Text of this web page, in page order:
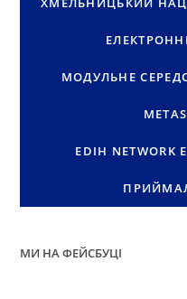
МОДУЛЬНЕ
EDIH NETWORK
МИ НА ФЕЙСБУЦІ